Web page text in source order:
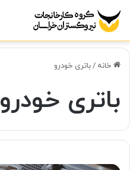
خانه /باتری خودرو
باتری خودرو